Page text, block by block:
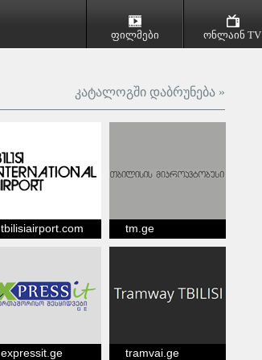
ფილმები ონლაინ TV
კატალოგში დაბრუნება »
tbilisiairport.com tm.ge
expressit.ge tramvai.ge